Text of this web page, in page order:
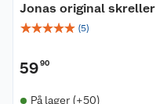
Jonas original skreller
☆☆☆☆☆ (5)
5990
På lager (+50)